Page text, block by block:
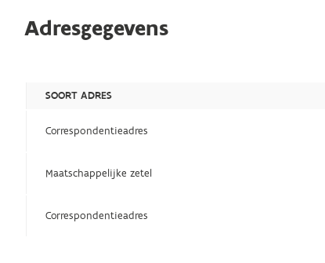
Adresgegevens
SOORT ADRES
Correspondentieadres
Maatschappelijke zetel
Correspondentieadres